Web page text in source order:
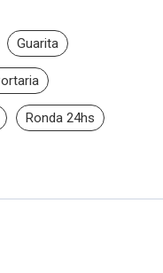
Guarita
Ronda 24hs